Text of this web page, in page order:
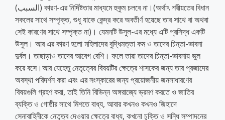
(السبب) কারণ-এর নির্দিষ্টতার মাধ্যমে হুকুম চলবে না।(অর্থাৎ শরীয়তের বিধান
সকলের সাথে সম্পৃক্ত, শুধু যাকে কেন্দ্র করে অবতীর্ণ হয়েছে তার সাথে বা অথবা
সেই কারণের সাথে সম্পৃক্ত না)। যেমনটি উসুল-এর মধ্যে এটি প্রসিদ্ধ একটি
উসুল। আর এর কারণ হলো মহিলাদের বুদ্ধিমত্তা কম ও তাদের চিন্তা-ভাবনা
দুর্বল। তাছাড়াও তাদের আবেগ বেশি। ফলে তারা তাদের চিন্তা-ভাবনায় ভুল
করে বসে।আর যেহেতু নেতৃত্বের বিষয়টির ক্ষেত্রে শাসকের জন্য তার প্রজাদের
অবস্থা পরিদর্শন করা এবং এর সংস্কারের জন্য প্রয়োজনীয় জনসাধারণের
বিষয়গুলি গ্রহণ করা, তাই তিনি বিভিন্ন অঙ্গরাজ্যে ভ্রমণ করতে ও জাতির
ব্যক্তি ও গোষ্ঠীর সাথে মিশতে বাধ্য, আবার কখনও কখনও জিহাদে
সেনাবাহিনীকে নেতৃত্ব দেওয়ার ক্ষেত্রে বাধ্য, কখনো চুক্তি ও সন্ধি সম্পাদনের